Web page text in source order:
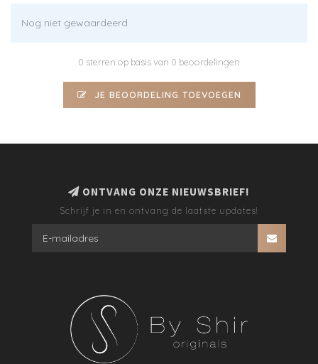
Nog niet gewaardeerd
0 sterren op basis van 0 beoordelingen
JE BEOORDELING TOEVOEGEN
ONTVANG ONZE NIEUWSBRIEF!
Schrijf je in en ontvang de laatste updates!